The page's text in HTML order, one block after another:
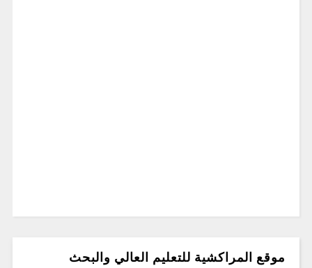
موقع المراكشية للتعليم العالي والبحث